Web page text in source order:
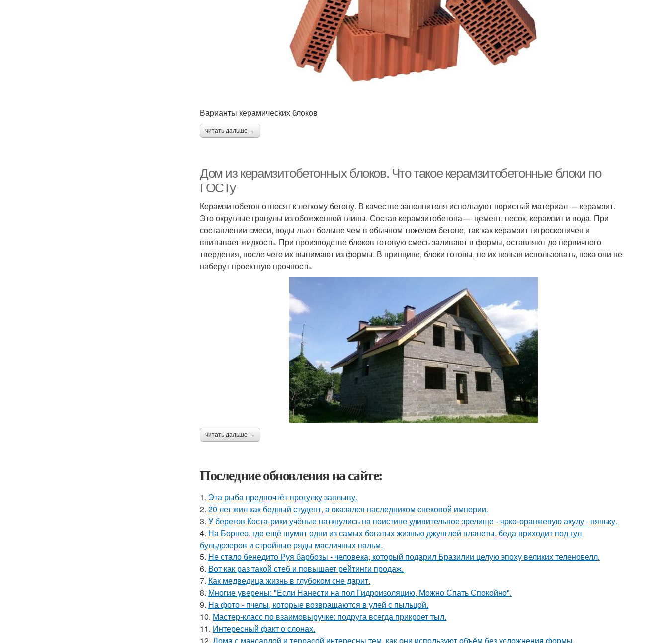
Варианты керамических блоков
читать дальше →
Дом из керамзитобетонных блоков. Что такое керамзитобетонные блоки по
ГОСТу
Керамзитобетон относят к легкому бетону. В качестве заполнителя используют пористый материал — керамзит.
Это округлые гранулы из обожженной глины. Состав керамзитобетона — цемент, песок, керамзит и вода. При
составлении смеси, воды льют больше чем в обычном тяжелом бетоне, так как керамзит гигроскопичен и
впитывает жидкость. При производстве блоков готовую смесь заливают в формы, оставляют до первичного
твердения, после чего их вынимают из формы. В принципе, блоки готовы, но их нельзя использовать, пока они не
наберут проектную прочность.
читать дальше →
Последние обновления на сайте:
1. Эта рыба предпочтёт прогулку заплыву.
2. 20 лет жил как бедный студент, а оказался наследником снековой империи.
3. У берегов Коста-рики учёные наткнулись на поистине удивительное зрелище - ярко-оранжевую акулу - няньку.
4. На Борнео, где ещё шумят одни из самых богатых жизнью джунглей планеты, беда приходит под гул
бульдозеров и стройные ряды масличных пальм.
5. Не стало бенедито Руя барбозы - человека, который подарил Бразилии целую эпоху великих теленовелл.
6. Вот как раз такой стеб и повышает рейтинги продаж.
7. Как медведица жизнь в глубоком сне дарит.
8. Многие уверены: "Если Нанести на пол Гидроизоляцию, Можно Спать Спокойно".
9. На фото - пчелы, которые возвращаются в улей с пыльцой.
10. Мастер-класс по взаимовыручке: подруга всегда прикроет тыл.
11. Интересный факт о слонах.
12. Дома с мансардой и террасой интересны тем, как они используют объём без усложнения формы.